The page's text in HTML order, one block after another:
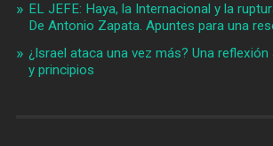
EL JEFE: Haya, la Internacional y la
De Antonio Zapata. Apuntes para una
¿Israel ataca una vez más? Una
y principios